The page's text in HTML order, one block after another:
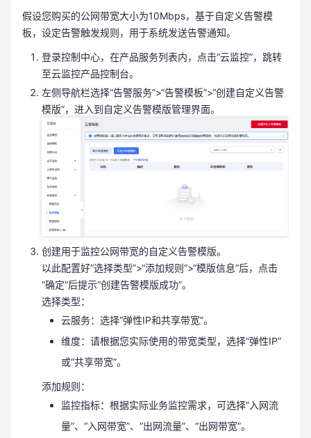
假设您购买的公网带宽大小为10Mbps，基于自定义告警模
板，设定告警触发规则，用于系统发送告警通知。
登录控制中心，在产品服务列表内，点击“云监控”，跳转
至云监控产品控制台。
左侧导航栏选择“告警服务”>“告警模板”>“创建自定义告警
模版”，进入到自定义告警模版管理界面。
创建用于监控公网带宽的自定义告警模版。
以此配置好“选择类型”>“添加规则”>“模版信息”后，点击
“确定”后提示“创建告警模版成功”。
选择类型：
云服务：选择“弹性IP和共享带宽”。
维度：请根据您实际使用的带宽类型，选择“弹性IP”
或“共享带宽”。
添加规则：
监控指标：根据实际业务监控需求，可选择“入网流
量”、“入网带宽”、“出网流量”、“出网带宽”。